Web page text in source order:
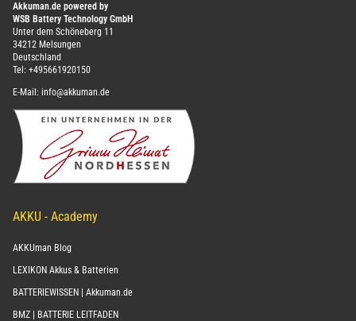
Akkuman.de powered by
WSB Battery Technology GmbH
Unter dem Schöneberg 11
34212 Melsungen
Deutschland
Tel: +495661920150
E-Mail: info@akkuman.de
AKKU - Academy
AKKUman Blog
LEXIKON Akkus & Batterien
BATTERIEWISSEN | Akkuman.de
BMZ | BATTERIE LEITFADEN